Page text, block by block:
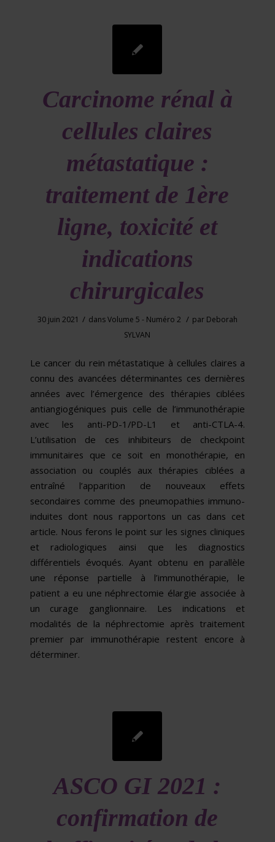
Carcinome rénal à
cellules claires
métastatique :
traitement de 1ère
ligne, toxicité et
indications
chirurgicales
30 juin 2021 / dansVolume 5 - Numéro 2 / par Deborah
SYLVAN
Le cancer du rein métastatique à cellules claires a
connu des avancées déterminantes ces dernières
années avec l’émergence des thérapies ciblées
antiangiogéniques puis celle de l’immunothérapie
avec les anti-PD-1/PD-L1 et anti-CTLA-4.
L’utilisation de ces inhibiteurs de checkpoint
immunitaires que ce soit en monothérapie, en
association ou couplés aux thérapies ciblées a
entraîné l’apparition de nouveaux effets
secondaires comme des pneumopathies immuno-
induites dont nous rapportons un cas dans cet
article. Nous ferons le point sur les signes cliniques
et radiologiques ainsi que les diagnostics
différentiels évoqués. Ayant obtenu en parallèle
une réponse partielle à l’immunothérapie, le
patient a eu une néphrectomie élargie associée à
un curage ganglionnaire. Les indications et
modalités de la néphrectomie après traitement
premier par immunothérapie restent encore à
déterminer.
ASCO GI 2021 :
confirmation de